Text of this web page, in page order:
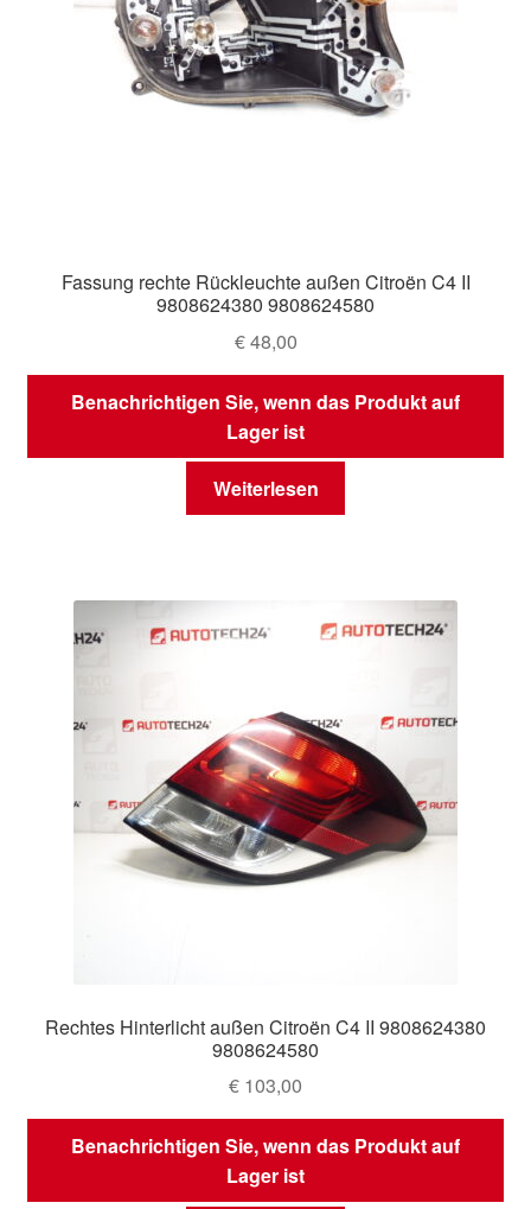
Fassung rechte Rückleuchte außen Citroën C4 II
9808624380 9808624580
€48,00
Benachrichtigen Sie, wenn das Produkt auf
Lager ist
Weiterlesen
Rechtes Hinterlicht außen Citroën C4 II 9808624380
9808624580
€ 103,00
Benachrichtigen Sie, wenn das Produkt auf
Lager ist